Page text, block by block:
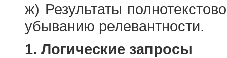
ж) Результаты
убыванию релевантности.
1. Логические запросы